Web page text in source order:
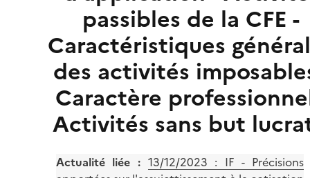
passibles de la CFE -
Caractéristiques
des activités
Caractère
Activités sans but
Actualité liée : 13/12/2023 : IF - Précisions